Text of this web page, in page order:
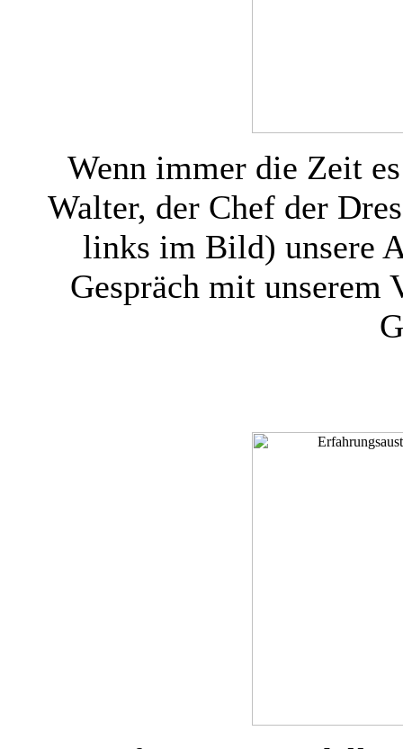
Wenn immer die Zeit
Walter, der Chef der
links im Bild) unsere
Gespräch mit unserem